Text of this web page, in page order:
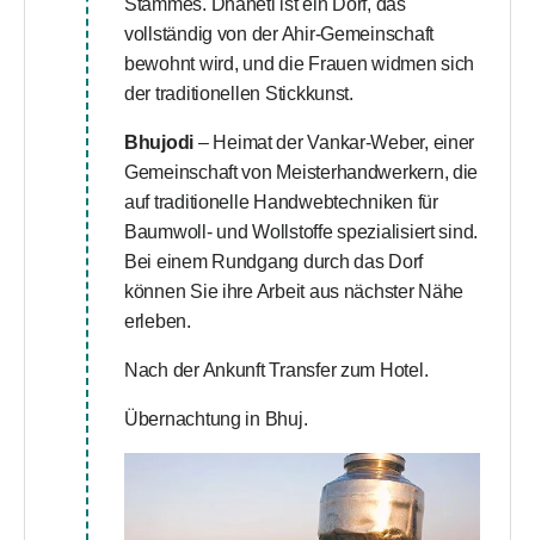
Stammes. Dhaneti ist ein Dorf, das
vollständig von der Ahir-Gemeinschaft
bewohnt wird, und die Frauen widmen sich
der traditionellen Stickkunst.
Bhujodi – Heimat der Vankar-Weber, einer
Gemeinschaft von Meisterhandwerkern, die
auf traditionelle Handwebtechniken für
Baumwoll- und Wollstoffe spezialisiert sind.
Bei einem Rundgang durch das Dorf
können Sie ihre Arbeit aus nächster Nähe
erleben.
Nach der Ankunft Transfer zum Hotel.
Übernachtung in Bhuj.